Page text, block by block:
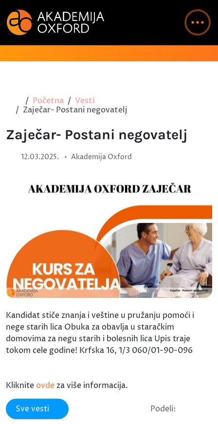
Početna
Vesti
Zaječar- Postani negovatelj
Zaječar- Postani negovatelj
12.03.2025. • Akademija Oxford
Kandidat stiče znanja i veštine u pružanju pomoći i
nege starih lica Obuka za obavlja u staračkim
domovima za negu starih i bolesnih lica Upis traje
tokom cele godine! Krfska 16, 1/3 060/01-90-096
Kliknite ovde za više informacija.
Sve vesti Podeli: